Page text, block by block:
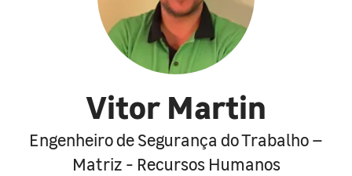
Vitor Martin
Engenheiro de Segurança do Trabalho –
Matriz - Recursos Humanos